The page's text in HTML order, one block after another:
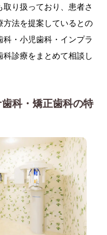
り扱っており、患者さ
法を提案しているとの
・小児歯科・インプラ
診療をまとめて相談し
科・矯正歯科の特